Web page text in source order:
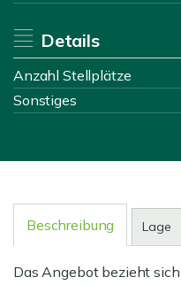
Details
Anzahl Stellplätze
Sonstiges
Beschreibung Lage
Das Angebot bezieht